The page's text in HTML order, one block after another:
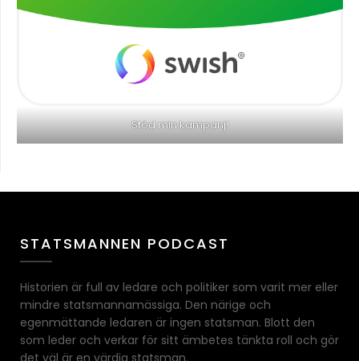
Stöd min kampanj!
STATSMANNEN PODCAST
Historien är full av ledare och politiker som varit mer eller
mindre statsmannamässiga. Den närige och
egenmättande ledaren är ingen statsman. Blott den
som leder och verkar för sitt ämbetes tänkta roll och gör